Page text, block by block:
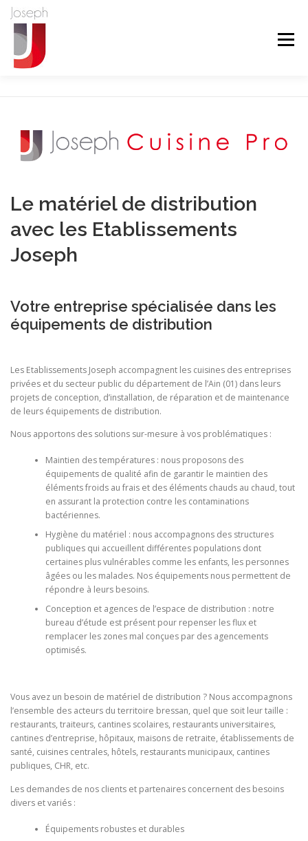
Aller
contenu
Menu
MAINTENANCE RÉALISATIONS
LE COIN DES AFFAIRES CONTACT TEL
LINKEDIN
Le matériel de distribution
avec les Etablissements
Joseph
Votre entreprise spécialisée dans les
équipements de distribution
Les Etablissements Joseph accompagnent les cuisines des entreprises
privées et du secteur public du département de l’Ain (01) dans leurs
projets de conception, d’installation, de réparation et de maintenance
de leurs équipements de distribution.
Nous apportons des solutions sur-mesure à vos problématiques :
Maintien des températures : nous proposons des
équipements de qualité afin de garantir le maintien des
éléments froids au frais et des éléments chauds au chaud, tout
en assurant la protection contre les contaminations
bactériennes.
Hygiène du matériel : nous accompagnons des structures
publiques qui accueillent différentes populations dont
certaines plus vulnérables comme les enfants, les personnes
âgées ou les malades. Nos équipements nous permettent de
répondre à leurs besoins.
Conception et agences de l’espace de distribution : notre
bureau d’étude est présent pour repenser les flux et
remplacer les zones mal conçues par des agencements
optimisés.
Vous avez un besoin de matériel de distribution ? Nous accompagnons
l’ensemble des acteurs du territoire bressan, quel que soit leur taille :
restaurants, traiteurs, cantines scolaires, restaurants universitaires,
cantines d’entreprise, hôpitaux, maisons de retraite, établissements de
santé, cuisines centrales, hôtels, restaurants municipaux, cantines
publiques, CHR, etc.
Les demandes de nos clients et partenaires concernent des besoins
divers et variés :
Équipements robustes et durables